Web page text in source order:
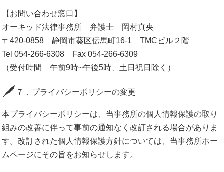
【お問い合わせ窓口】
オーキッド法律事務所 弁護士 岡村真央
〒420-0858 静岡市葵区伝馬町16-1 TMCビル２階
Tel 054-266-6308 Fax 054-266-6309
（受付時間 午前9時~午後5時、土日祝日除く）
７．プライバシーポリシーの変更
本プライバシーポリシーは、当事務所の個人情報保護の取り
組みの改善に伴って事前の通知なく改訂される場合がありま
す。改訂された個人情報保護方針については、当事務所ホー
ムページにその旨をお知らせします。